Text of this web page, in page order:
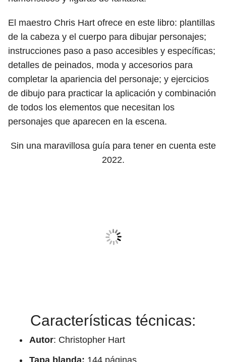
El maestro Chris Hart ofrece en este libro: plantillas
de la cabeza y el cuerpo para dibujar personajes;
instrucciones paso a paso accesibles y específicas;
detalles de peinados, moda y accesorios para
completar la apariencia del personaje; y ejercicios
de dibujo para practicar la aplicación y combinación
de todos los elementos que necesitan los
personajes que aparecen en la escena.
Sin una maravillosa guía para tener en cuenta este
2022.
Características técnicas:
Autor: Christopher Hart
Tapa blanda: 144 páginas